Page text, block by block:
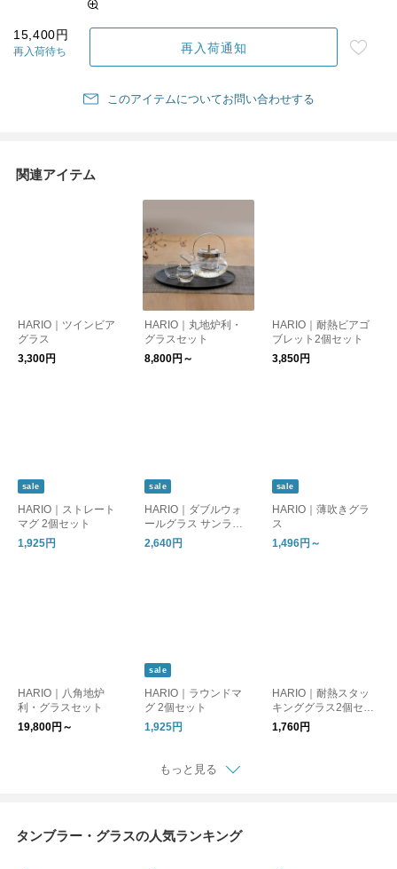
15,400円
再入荷待ち 再入荷通知
このアイテムについてお問い合わせする
関連アイテム
HARIO｜ツインビア
グラス
3,300円
HARIO｜丸地炉利・
グラスセット
8,800円～
HARIO｜耐熱ビアゴ
ブレット2個セット
3,850円
sale
HARIO｜ストレート
マグ 2個セット
1,925円
sale
HARIO｜ダブルウォ
ールグラス サンライ
ズ
2,640円
sale
HARIO｜薄吹きグラ
ス
1,496円～
HARIO｜八角地炉
利・グラスセット
19,800円～
sale
HARIO｜ラウンドマ
グ 2個セット
1,925円
HARIO｜耐熱スタッ
キンググラス2個セッ
ト
1,760円
もっと見る
タンブラー・グラスの人気ランキング